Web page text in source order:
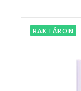
RAKTÁRON